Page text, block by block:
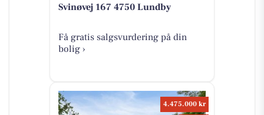
Svinøvej 167 4750 Lundby
Få gratis salgsvurdering på din
bolig ›
4.475.000 kr